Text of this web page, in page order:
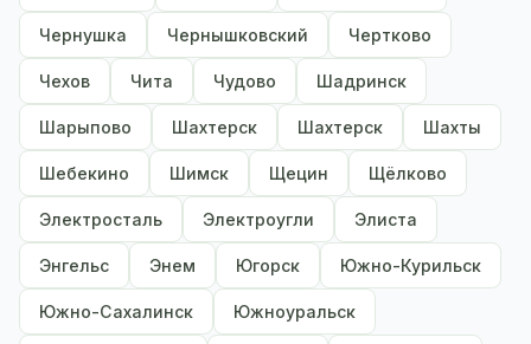
Чернушка Чернышковский Чертково
Чехов Чита Чудово Шадринск
Шарыпово Шахтерск Шахтерск Шахты
Шебекино Шимск Щецин Щёлково
Электросталь Электроугли Элиста
Энгельс Энем Югорск Южно-Курильск
Южно-Сахалинск Южноуральск